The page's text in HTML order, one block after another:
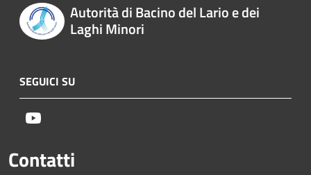
Autorità di Bacino del Lario e dei
Laghi Minori
SEGUICI SU
Contatti